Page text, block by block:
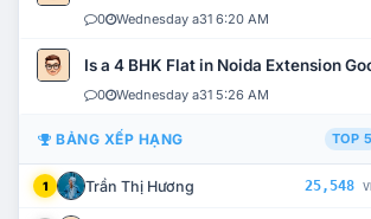
0 Wednesday a31 6:20 AM
Is a 4 BHK Flat in Noida Extension
0 Wednesday a31 5:26 AM
BẢNG XẾP HẠNG TOP 5
1 Trần Thị Hương 25,548